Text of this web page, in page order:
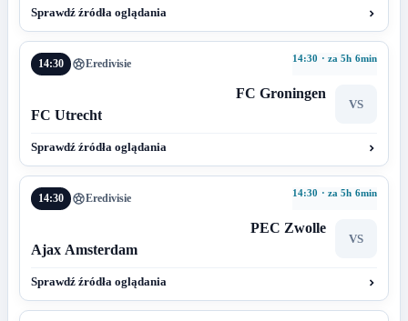
Sprawdź źródła oglądania
14:30 Eredivisie 14:30 · za 5h 6min
FC Groningen
VS
FC Utrecht
Sprawdź źródła oglądania
14:30 Eredivisie 14:30 · za 5h 6min
PEC Zwolle
VS
Ajax Amsterdam
Sprawdź źródła oglądania